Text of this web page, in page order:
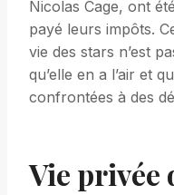
Nicolas Cage, ont
payé leurs impôts.
vie des stars n’est
qu’elle en a l’air et
confrontées à des
Vie privée